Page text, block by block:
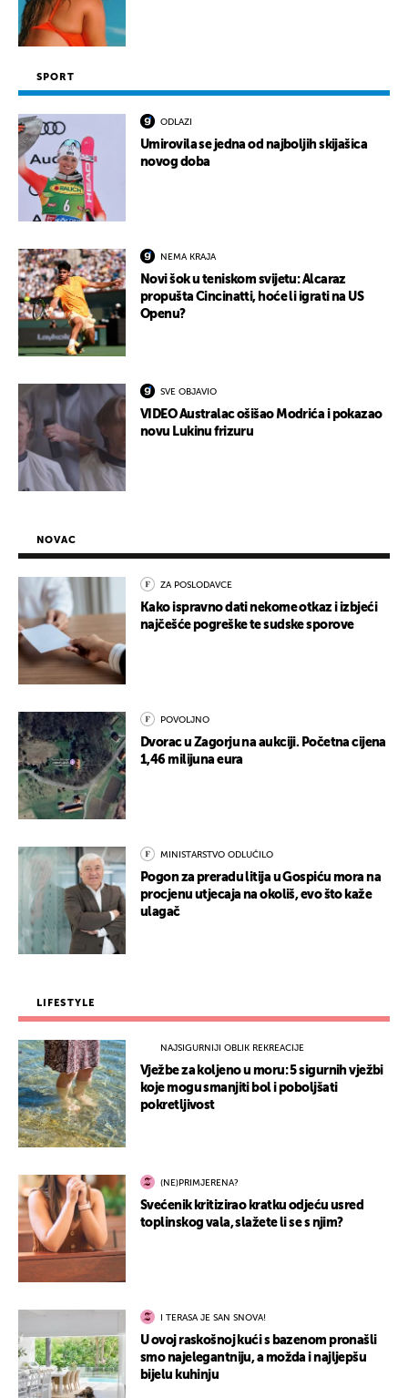
SPORT
ODLAZI
Umirovila se jedna od najboljih skijašica
novog doba
NEMA KRAJA
Novi šok u teniskom svijetu: Alcaraz
propušta Cincinatti, hoće li igrati na US
Openu?
SVE OBJAVIO
VIDEO Australac ošišao Modrića i pokazao
novu Lukinu frizuru
NOVAC
ZA POSLODAVCE
Kako ispravno dati nekome otkaz i izbjeći
najčešće pogreške te sudske sporove
POVOLJNO
Dvorac u Zagorju na aukciji. Početna cijena
1,46 milijuna eura
MINISTARSTVO ODLUČILO
Pogon za preradu litija u Gospiću mora na
procjenu utjecaja na okoliš, evo što kaže
ulagač
LIFESTYLE
NAJSIGURNIJI OBLIK REKREACIJE
Vježbe za koljeno u moru: 5 sigurnih vježbi
koje mogu smanjiti bol i poboljšati
pokretljivost
(NE)PRIMJERENA?
Svećenik kritizirao kratku odjeću usred
toplinskog vala, slažete li se s njim?
I TERASA JE SAN SNOVA!
U ovoj raskošnoj kući s bazenom pronašli
smo najelegantniju, a možda i najljepšu
bijelu kuhinju